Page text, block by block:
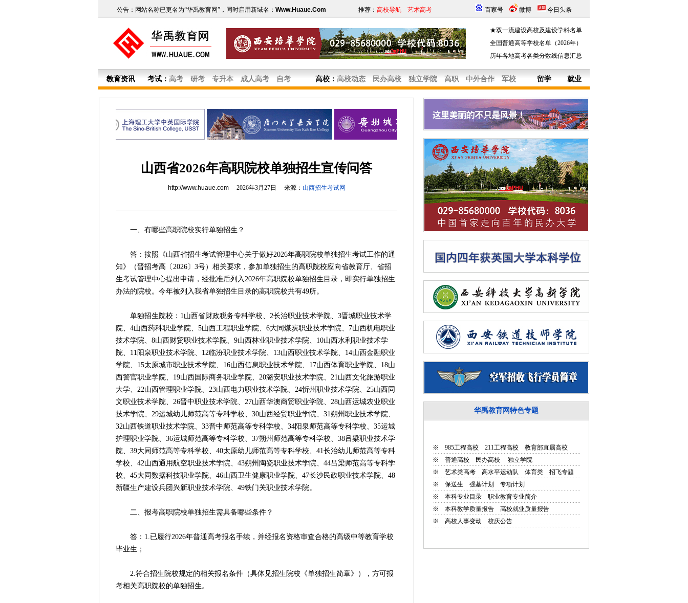
公告：网站名称已更名为“华禹教育网”，同时启用新域名： Www.Huaue.Com 推荐： 高校导航 艺术高考 百家号 微博 今日头条
★双一流建设高校及建设学科名单
全国普通高等学校名单（2026年）
历年各地高考各类分数线信息汇总
教育资讯 考试： 高考 研考 专升本 成人高考 自考 高校： 高校动态 民办高校 独立学院 高职 中外合作 军校 留学 就业
山西省2026年高职院校单独招生宣传问答
http://www.huaue.com2026年3月27日 来源： 山西招生考试网
一、有哪些高职院校实行单独招生？
答：按照《山西省招生考试管理中心关于做好2026年高职院校单独招生考试工作的通
知》（晋招考高〔2026〕3号）相关要求，参加单独招生的高职院校应向省教育厅、省招
生考试管理中心提出申请，经批准后列入2026年高职院校单独招生目录，即实行单独招生
办法的院校。今年被列入我省单独招生目录的高职院校共有49所。
单独招生院校：1山西省财政税务专科学校、2长治职业技术学院、3晋城职业技术学
院、4山西药科职业学院、5山西工程职业学院、6大同煤炭职业技术学院、7山西机电职业
技术学院、8山西财贸职业技术学院、9山西林业职业技术学院、10山西水利职业技术学
院、11阳泉职业技术学院、12临汾职业技术学院、13山西职业技术学院、14山西金融职业
学院、15太原城市职业技术学院、16山西信息职业技术学院、17山西体育职业学院、18山
西警官职业学院、19山西国际商务职业学院、20潞安职业技术学院、21山西文化旅游职业
大学、22山西管理职业学院、23山西电力职业技术学院、24忻州职业技术学院、25山西同
文职业技术学院、26晋中职业技术学院、27山西华澳商贸职业学院、28山西运城农业职业
技术学院、29运城幼儿师范高等专科学校、30山西经贸职业学院、31朔州职业技术学院、
32山西铁道职业技术学院、33晋中师范高等专科学校、34阳泉师范高等专科学校、35运城
护理职业学院、36运城师范高等专科学校、37朔州师范高等专科学校、38吕梁职业技术学
院、39大同师范高等专科学校、40太原幼儿师范高等专科学校、41长治幼儿师范高等专科
学校、42山西通用航空职业技术学院、43朔州陶瓷职业技术学院、44吕梁师范高等专科学
校、45大同数据科技职业学院、46山西卫生健康职业学院、47长沙民政职业技术学院、48
新疆生产建设兵团兴新职业技术学院、49铁门关职业技术学院。
二、报考高职院校单独招生需具备哪些条件？
答：1.已履行2026年普通高考报名手续，并经报名资格审查合格的高级中等教育学校
毕业生；
2.符合招生院校规定的相关报名条件（具体见招生院校《单独招生简章》），方可报
考相关高职院校的单独招生。
华禹教育网特色专题
※ 985工程高校 211工程高校
教育部直属高校
※ 普通高校 民办高校
独立学院
※ 艺术类高考 高水平运动队 体育类
招飞专题
※ 保送生 强基计划
专项计划
※ 本科专业目录
职业教育专业简介
※ 本科教学质量报告
高校就业质量报告
※ 高校人事变动 校庆公告